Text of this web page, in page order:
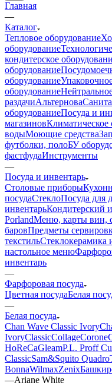
Главная
—
Каталог
Тепловое оборудование
оборудование
кондитерское
оборудование
оборудование
оборудование
раздачиАльтернова
оборудованиеПосуда и
магазиновКлиматическое
водыМоющие средства
футболки, полоБУ
фастфудаИнструменты
—
Посуда и инвентарь
Столовые приборы
посудаСтеклоПосуда для
инвентарьКондитерский
PorlandМеню, карты вин,
баровПредметы
текстильСтеклокерамика
настольное меню
инвентарь
—
Фарфоровая посуда
Цветная посудаБелая
—
Белая посуда
Chan Wave Classic Ivory
IvoryClassicCollageCorone
HoReCaGleamP.L. Proff
ClassicSam&Squito Quadro
BonnaWilmaxZenix
—Ariane White